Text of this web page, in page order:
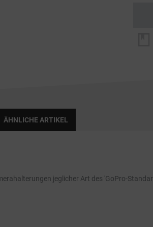
ÄHNLICHE ARTIKEL
jeglicher Art des 'GoPro-